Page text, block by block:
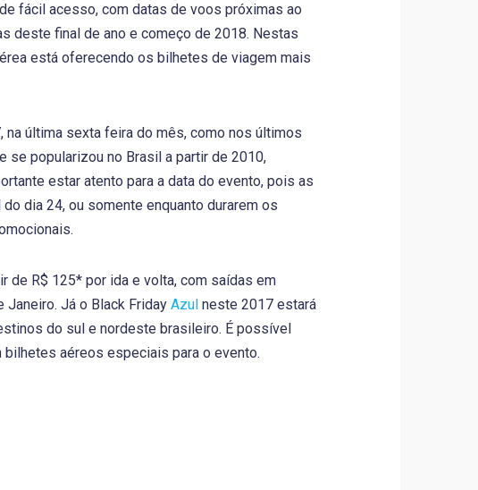
fácil acesso, com datas de voos próximas ao
deste final de ano e começo de 2018. Nestas
está oferecendo os bilhetes de viagem mais
última sexta feira do mês, como nos últimos
se popularizou no Brasil a partir de 2010,
estar atento para a data do evento, pois as
dia 24, ou somente enquanto durarem os
de R$ 125* por ida e volta, com saídas em
Janeiro. Já o Black Friday Azulneste 2017 estará
do sul e nordeste brasileiro. É possível
aéreos especiais para o evento.